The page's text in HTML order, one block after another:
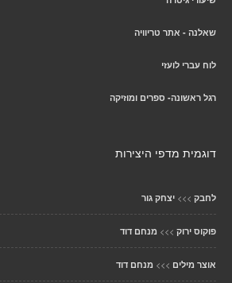
שאלנה - אתר טריוויה
לוח עברי לועזי
רגל ראשונה- ספרים ומוזיקה
דוגמית מדפי היצירות
לחבק >>> יצחק גור
פוקוס ירוק >>> מנחם דוד
אוצר מילים >>> מנחם דוד